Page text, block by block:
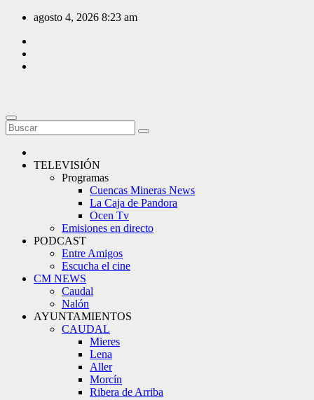
Saltar
contenido
agosto 4, 2026 8:23 am
TELEVISIÓN
Programas
Cuencas Mineras News
La Caja de Pandora
Ocen Tv
Emisiones en directo
PODCAST
Entre Amigos
Escucha el cine
CM NEWS
Caudal
Nalón
AYUNTAMIENTOS
CAUDAL
Mieres
Lena
Aller
Morcín
Ribera de Arriba